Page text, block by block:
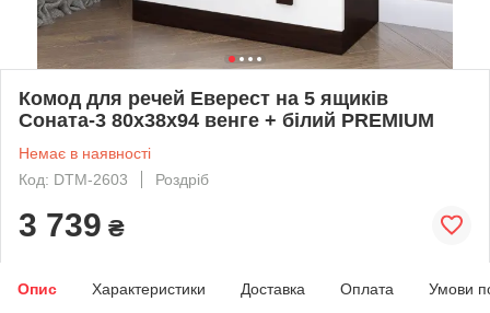
Комод для речей Еверест на 5 ящиків
Соната-3 80х38х94 венге + білий PREMIUM
Немає в наявності
Код: DTM-2603
Роздріб
3 739 ₴
Опис Характеристики Доставка Оплата Умови